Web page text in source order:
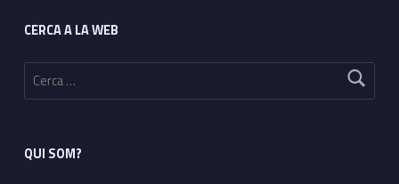
CERCA A LA WEB
Cerca:
QUI SOM?